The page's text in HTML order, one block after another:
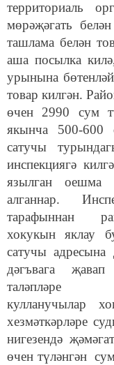
территориаль
мөрәҗәгать
ташлама белән
аша посылка
урынына
товар килгән.
өчен 2990 сум
якынча 500-600
сатучы
инспекциягә
язылган оешма
алганнар.
тарафыннан
хокукын яклау
сатучы адресына
дәгъвага
таләпләре
кулланучылар
хезмәткәрләре
нигезендә
өчен түләнгән